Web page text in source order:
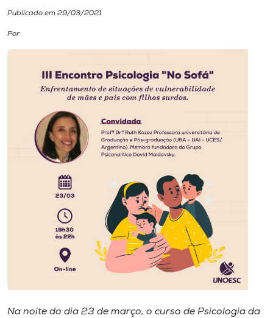
Biblioteca
Rádio
Publicado em 29/03/2021
Por
Na noite do dia 23 de março, o curso de Psicologia da